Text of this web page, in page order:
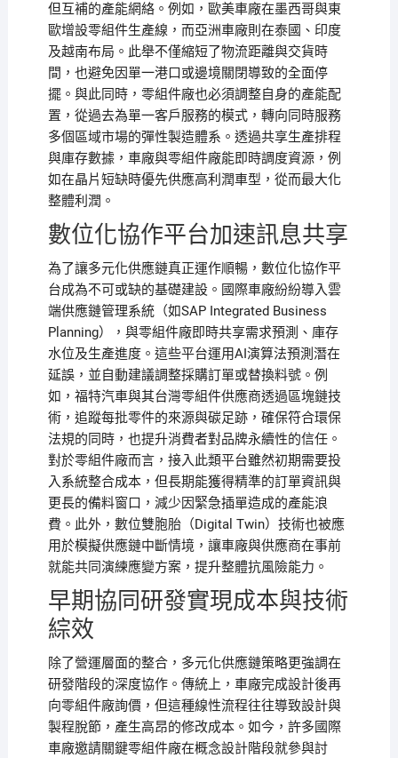
但互補的產能網絡。例如，歐美車廠在墨西哥與東
歐增設零組件生產線，而亞洲車廠則在泰國、印度
及越南布局。此舉不僅縮短了物流距離與交貨時
間，也避免因單一港口或邊境關閉導致的全面停
擺。與此同時，零組件廠也必須調整自身的產能配
置，從過去為單一客戶服務的模式，轉向同時服務
多個區域市場的彈性製造體系。透過共享生產排程
與庫存數據，車廠與零組件廠能即時調度資源，例
如在晶片短缺時優先供應高利潤車型，從而最大化
整體利潤。
數位化協作平台加速訊息共享
為了讓多元化供應鏈真正運作順暢，數位化協作平
台成為不可或缺的基礎建設。國際車廠紛紛導入雲
端供應鏈管理系統（如SAP Integrated Business
Planning），與零組件廠即時共享需求預測、庫存
水位及生產進度。這些平台運用AI演算法預測潛在
延誤，並自動建議調整採購訂單或替換料號。例
如，福特汽車與其台灣零組件供應商透過區塊鏈技
術，追蹤每批零件的來源與碳足跡，確保符合環保
法規的同時，也提升消費者對品牌永續性的信任。
對於零組件廠而言，接入此類平台雖然初期需要投
入系統整合成本，但長期能獲得精準的訂單資訊與
更長的備料窗口，減少因緊急插單造成的產能浪
費。此外，數位雙胞胎（Digital Twin）技術也被應
用於模擬供應鏈中斷情境，讓車廠與供應商在事前
就能共同演練應變方案，提升整體抗風險能力。
早期協同研發實現成本與技術
綜效
除了營運層面的整合，多元化供應鏈策略更強調在
研發階段的深度協作。傳統上，車廠完成設計後再
向零組件廠詢價，但這種線性流程往往導致設計與
製程脫節，產生高昂的修改成本。如今，許多國際
車廠邀請關鍵零組件廠在概念設計階段就參與討